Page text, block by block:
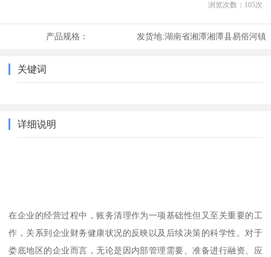
浏览次数： 105次
产品规格： 发货地:湖南省湘潭湘潭县易俗河镇
关键词
详细说明
在企业的经营过程中，账务清理作为一项基础性但又至关重要的工
作，关系到企业财务健康状况的反映以及后续决策的科学性。对于
娄底地区的企业而言，无论是因内部管理需要、准备进行融资、应